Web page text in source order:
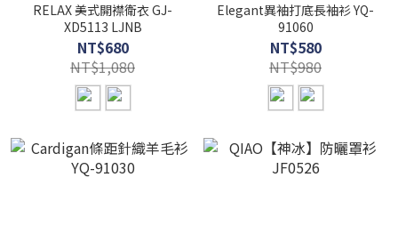
RELAX 美式開襟衛衣 GJ-
XD5113 LJNB
NT$680
NT$1,080
Elegant異袖打底長袖衫 YQ-
91060
NT$580
NT$980